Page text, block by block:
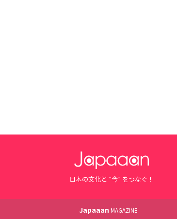
日本の文化と ”今” をつなぐ！
Japaaan MAGAZINE